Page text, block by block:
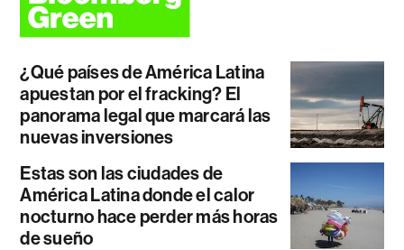
¿Qué países de América Latina
apuestan por el fracking? El
panorama legal que marcará las
nuevas inversiones
Estas son las ciudades de
América Latina donde el calor
nocturno hace perder más horas
de sueño